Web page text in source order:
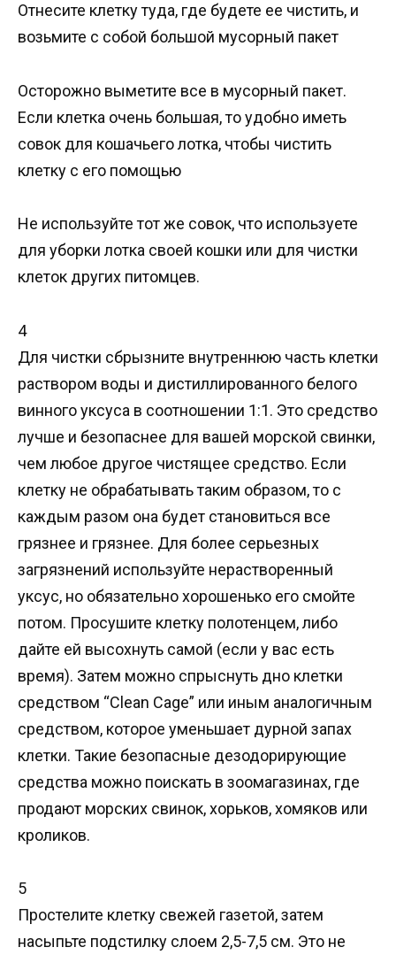
Отнесите клетку туда, где будете ее чистить, и
возьмите с собой большой мусорный пакет
Осторожно выметите все в мусорный пакет.
Если клетка очень большая, то удобно иметь
совок для кошачьего лотка, чтобы чистить
клетку с его помощью
Не используйте тот же совок, что используете
для уборки лотка своей кошки или для чистки
клеток других питомцев.
4
Для чистки сбрызните внутреннюю часть клетки
раствором воды и дистиллированного белого
винного уксуса в соотношении 1:1. Это средство
лучше и безопаснее для вашей морской свинки,
чем любое другое чистящее средство. Если
клетку не обрабатывать таким образом, то с
каждым разом она будет становиться все
грязнее и грязнее. Для более серьезных
загрязнений используйте нерастворенный
уксус, но обязательно хорошенько его смойте
потом. Просушите клетку полотенцем, либо
дайте ей высохнуть самой (если у вас есть
время). Затем можно спрыснуть дно клетки
средством “Clean Cage” или иным аналогичным
средством, которое уменьшает дурной запах
клетки. Такие безопасные дезодорирующие
средства можно поискать в зоомагазинах, где
продают морских свинок, хорьков, хомяков или
кроликов.
5
Простелите клетку свежей газетой, затем
насыпьте подстилку слоем 2,5-7,5 см. Это не